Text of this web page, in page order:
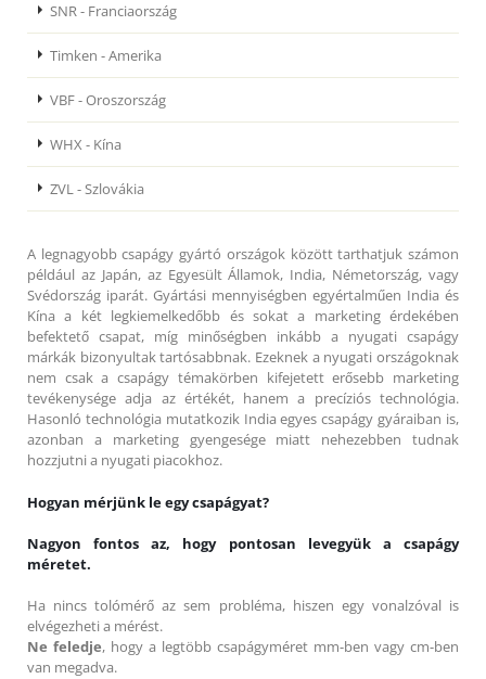
SNR - Franciaország
Timken - Amerika
VBF - Oroszország
WHX - Kína
ZVL - Szlovákia
A legnagyobb csapágy gyártó országok között tarthatjuk számon
például az Japán, az Egyesült Államok, India, Németország, vagy
Svédország iparát. Gyártási mennyiségben egyértalműen India és
Kína a két legkiemelkedőbb és sokat a marketing érdekében
befektető csapat, míg minőségben inkább a nyugati csapágy
márkák bizonyultak tartósabbnak. Ezeknek a nyugati országoknak
nem csak a csapágy témakörben kifejetett erősebb marketing
tevékenysége adja az értékét, hanem a precíziós technológia.
Hasonló technológia mutatkozik India egyes csapágy gyáraiban is,
azonban a marketing gyengesége miatt nehezebben tudnak
hozzjutni a nyugati piacokhoz.
Hogyan mérjünk le egy csapágyat?
Nagyon fontos az, hogy pontosan levegyük a csapágy
méretet.
Ha nincs tolómérő az sem probléma, hiszen egy vonalzóval is
elvégezheti a mérést.
Ne feledje, hogy a legtöbb csapágyméret mm-ben vagy cm-ben
van megadva.